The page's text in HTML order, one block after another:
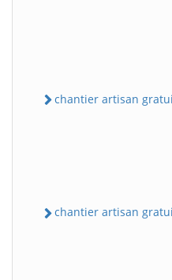
chantier artisan
chantier artisan